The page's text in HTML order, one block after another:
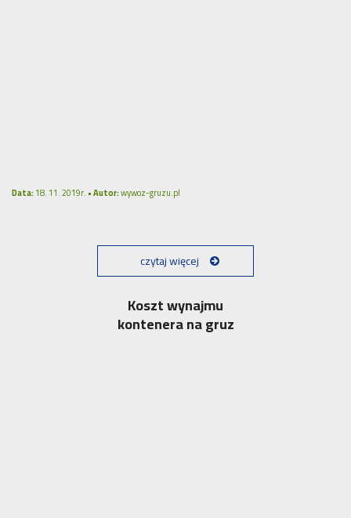
Data:18. 11. 2019r. •Autor:wywoz-gruzu.pl
czytaj więcej
Koszt wynajmu
kontenera na gruz